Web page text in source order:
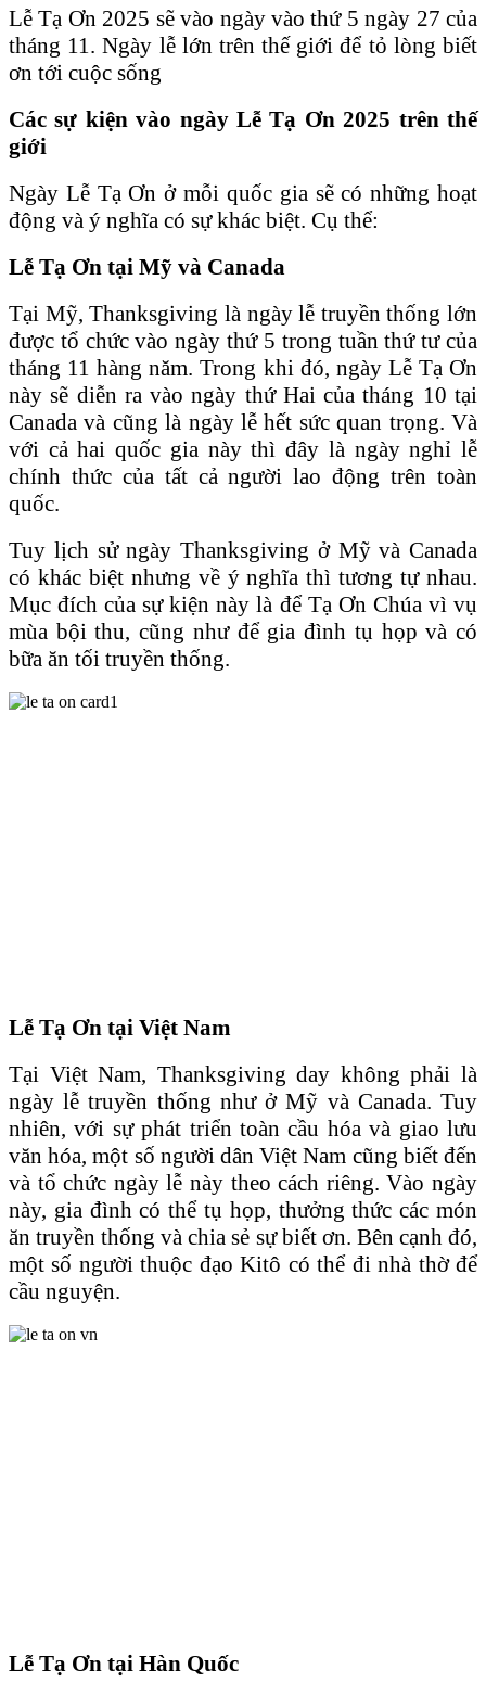
Lễ Tạ Ơn 2025 sẽ vào ngày vào thứ 5 ngày 27 của
tháng 11. Ngày lễ lớn trên thế giới để tỏ lòng biết
ơn tới cuộc sống
Các sự kiện vào ngày Lễ Tạ Ơn 2025 trên thế
giới
Ngày Lễ Tạ Ơn ở mỗi quốc gia sẽ có những hoạt
động và ý nghĩa có sự khác biệt. Cụ thể:
Lễ Tạ Ơn tại Mỹ và Canada
Tại Mỹ, Thanksgiving là ngày lễ truyền thống lớn
được tổ chức vào ngày thứ 5 trong tuần thứ tư của
tháng 11 hàng năm. Trong khi đó, ngày Lễ Tạ Ơn
này sẽ diễn ra vào ngày thứ Hai của tháng 10 tại
Canada và cũng là ngày lễ hết sức quan trọng. Và
với cả hai quốc gia này thì đây là ngày nghỉ lễ
chính thức của tất cả người lao động trên toàn
quốc.
Tuy lịch sử ngày Thanksgiving ở Mỹ và Canada
có khác biệt nhưng về ý nghĩa thì tương tự nhau.
Mục đích của sự kiện này là để Tạ Ơn Chúa vì vụ
mùa bội thu, cũng như để gia đình tụ họp và có
bữa ăn tối truyền thống.
Lễ Tạ Ơn tại Việt Nam
Tại Việt Nam, Thanksgiving day không phải là
ngày lễ truyền thống như ở Mỹ và Canada. Tuy
nhiên, với sự phát triển toàn cầu hóa và giao lưu
văn hóa, một số người dân Việt Nam cũng biết đến
và tổ chức ngày lễ này theo cách riêng. Vào ngày
này, gia đình có thể tụ họp, thưởng thức các món
ăn truyền thống và chia sẻ sự biết ơn. Bên cạnh đó,
một số người thuộc đạo Kitô có thể đi nhà thờ để
cầu nguyện.
Lễ Tạ Ơn tại Hàn Quốc